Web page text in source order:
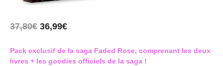
37,80€ 36,99€
Pack exclusif de la saga Faded Rose, comprenant les deux
livres + les goodies officiels de la saga !